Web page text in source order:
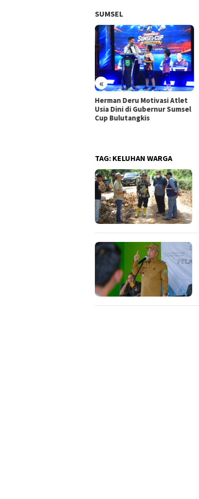
SUMSEL
«
Herman Deru Motivasi Atlet
Usia Dini di Gubernur Sumsel
Cup Bulutangkis
TAG: KELUHAN WARGA